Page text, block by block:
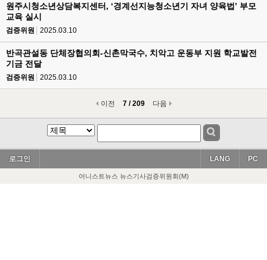
원주시청소년상담복지센터, ‘경계선지능청소년기 자녀 양육법’ 부모
교육 실시
검증위원 2025.03.10
반곡관설동 단체장협의회-신촌막국수, 치악고 운동부 지원 학교발전
기금 전달
검증위원 2025.03.10
이전 7 / 209 다음
로그인 PC
LANG
어니스트뉴스 뉴스기사검증위원회(M)